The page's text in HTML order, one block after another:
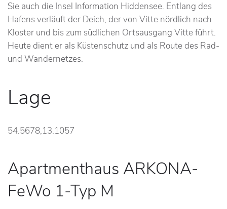
Sie auch die Insel Information Hiddensee. Entlang des
Hafens verläuft der Deich, der von Vitte nördlich nach
Kloster und bis zum südlichen Ortsausgang Vitte führt.
Heute dient er als Küstenschutz und als Route des Rad-
und Wandernetzes.
Lage
54.5678,13.1057
Apartmenthaus ARKONA-
FeWo 1-Typ M